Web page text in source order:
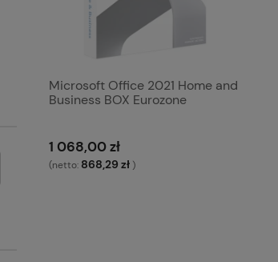
Microsoft Office 2021 Home and
Business BOX Eurozone
1 068,00 zł
(netto: 868,29 zł )